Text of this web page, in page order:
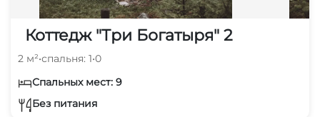
Коттедж "Три Богатыря" 2
2 м²•спальня: 1•0
Спальных мест: 9
Без питания